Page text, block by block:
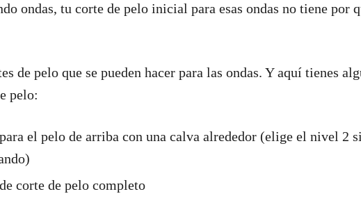
ondas, tu corte de pelo inicial para esas ondas no tiene por
de pelo que se pueden hacer para las ondas. Y aquí tienes
pelo:
el pelo de arriba con una calva alrededor (elige el nivel 2
corte de pelo completo